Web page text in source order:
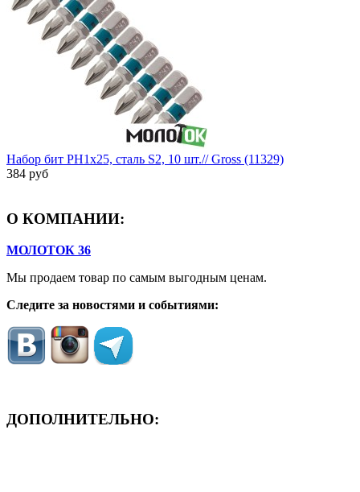
Набор бит PH1х25, сталь S2, 10 шт.// Gross (11329)
384 руб
О КОМПАНИИ:
МОЛОТОК 36
Мы продаем товар по самым выгодным ценам.
Следите за новостями и событиями:
ДОПОЛНИТЕЛЬНО: